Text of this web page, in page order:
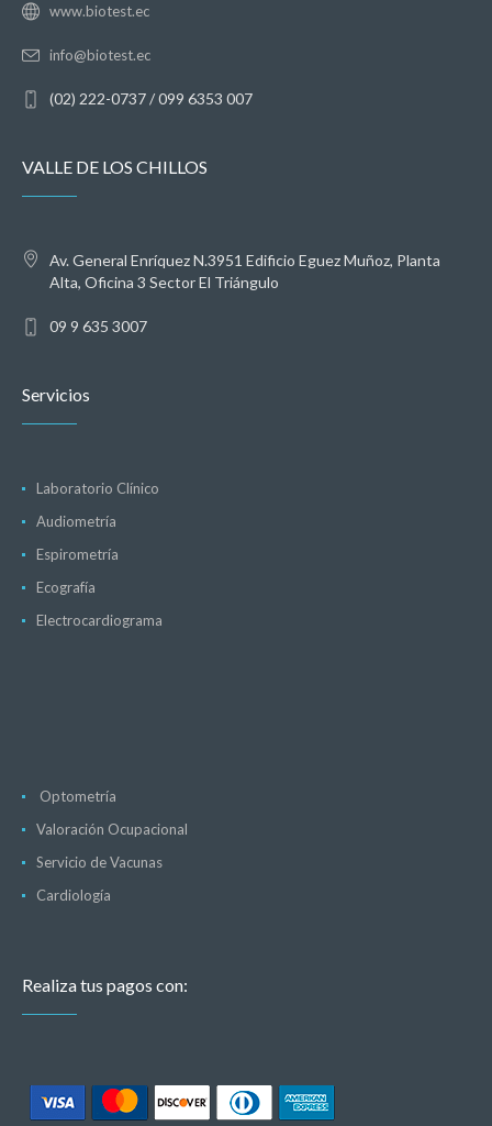
www.biotest.ec
info@biotest.ec
(02) 222-0737 / 099 6353 007
VALLE DE LOS CHILLOS
Av. General Enríquez N.3951 Edificio Eguez Muñoz, Planta
Alta, Oficina 3 Sector El Triángulo
09 9 635 3007
Servicios
Laboratorio Clínico
Audiometría
Espirometría
Ecografía
Electrocardiograma
Optometría
Valoración Ocupacional
Servicio de Vacunas
Cardiología
Realiza tus pagos con: